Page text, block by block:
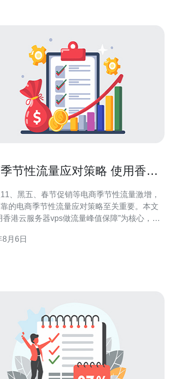
节性流量应对策略 使用香港
、黑五、春节促销等电商季节性流量激增，
的电商季节性流量应对策略至关重要。本文
香港云服务器vps做流量峰值保障”为核心，结
季节性流量特点与风险 季节性
月6日